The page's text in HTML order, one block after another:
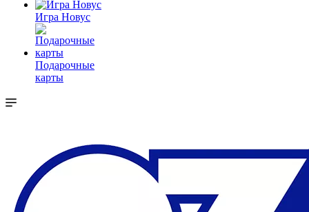
Игра Новус
Подарочные
карты